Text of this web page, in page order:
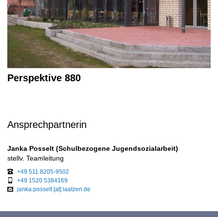
Perspektive 880
Ansprechpartnerin
Janka Posselt (Schulbezogene Jugendsozialarbeit)
stellv. Teamleitung
+49 511 8205-9502
+49 1520 5384169
janka.posselt [at] laatzen.de